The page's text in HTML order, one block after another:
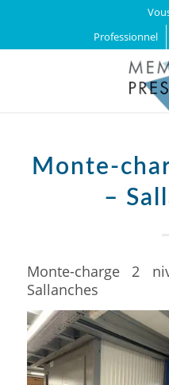
Professionnel
Monte-
–
Monte-charge 2
Sallanches